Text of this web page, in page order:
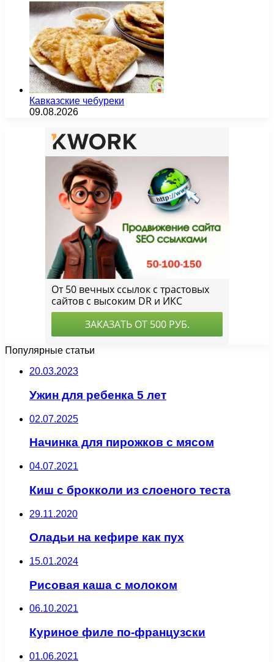
Кавказские чебуреки
09.08.2026
Популярные статьи
20.03.2023
Ужин для ребенка 5 лет
02.07.2025
Начинка для пирожков с мясом
04.07.2021
Киш с брокколи из слоеного теста
29.11.2020
Оладьи на кефире как пух
15.01.2024
Рисовая каша с молоком
06.10.2021
Куриное филе по-французски
01.06.2021